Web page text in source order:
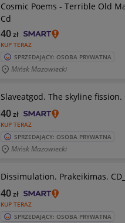
Cosmic Poems - Terrible Old
Cd
KUP TERAZ
40zł
SPRZEDAJĄCY: OSOBA PRYWATNA
Mińsk Mazowiecki
Slaveatgod. The skyline fission.
KUP TERAZ
40zł
SPRZEDAJĄCY: OSOBA PRYWATNA
Mińsk Mazowiecki
Dissimulation. Prakeikimas.
KUP TERAZ
40zł
SPRZEDAJĄCY: OSOBA PRYWATNA